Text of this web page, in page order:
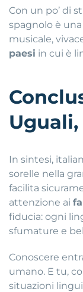
Con un po’ di
spagnolo è
musicale,
paesi in cui è
Uguali,
In sintesi,
sorelle nella
facilita
attenzione ai
fiducia: ogni
sfumature e
Conoscere
umano. E tu,
situazioni